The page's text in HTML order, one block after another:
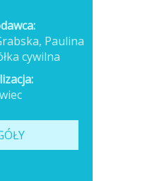
Paulina
cywilna